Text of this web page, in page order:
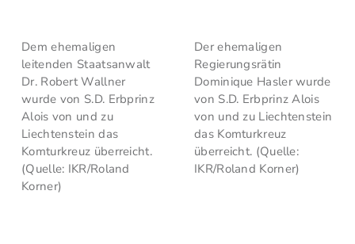
Dem ehemaligen
leitenden Staatsanwalt
Dr. Robert Wallner
wurde von S.D. Erbprinz
Alois von und zu
Liechtenstein das
Komturkreuz überreicht.
(Quelle: IKR/Roland
Korner)
Der ehemaligen
Regierungsrätin
Dominique Hasler wurde
von S.D. Erbprinz Alois
von und zu Liechtenstein
das Komturkreuz
überreicht. (Quelle:
IKR/Roland Korner)